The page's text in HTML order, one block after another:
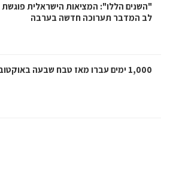
"השנים הללו": המציאות הישראלית
לב המדבר תערוכה חדשה בערבה
1,000 ימים עברו מאז טבח שבעה באוקטובר